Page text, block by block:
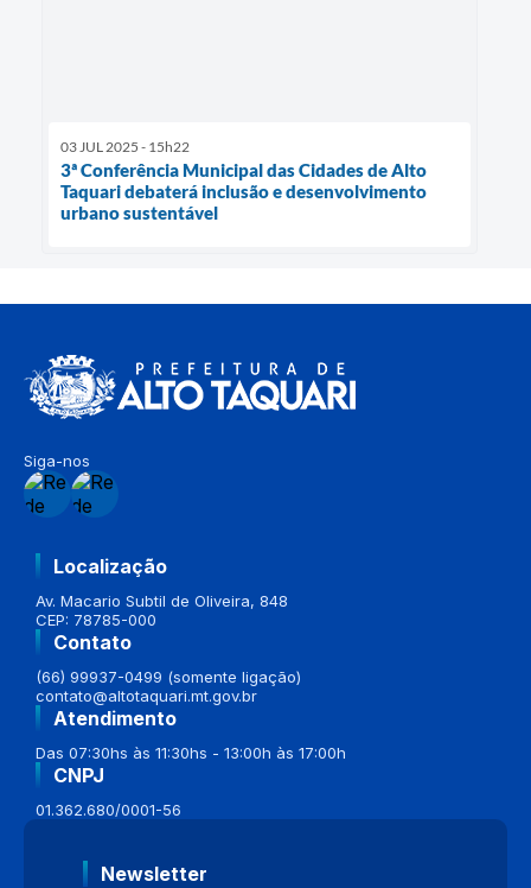
03 JUL 2025 - 15h22
3ª Conferência Municipal das Cidades de Alto
Taquari debaterá inclusão e desenvolvimento
urbano sustentável
Siga-nos
Localização
Av. Macario Subtil de Oliveira, 848
CEP: 78785-000
Contato
(66) 99937-0499 (somente ligação)
contato@altotaquari.mt.gov.br
Atendimento
Das 07:30hs às 11:30hs - 13:00h às 17:00h
CNPJ
01.362.680/0001-56
Newsletter